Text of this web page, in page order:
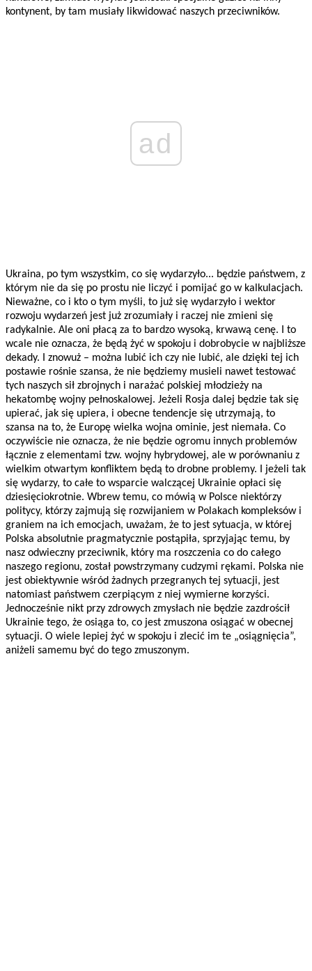
kontynent, by tam musiały likwidować naszych przeciwników.
ad
Ukraina, po tym wszystkim, co się wydarzyło... będzie państwem, z
którym nie da się po prostu nie liczyć i pomijać go w kalkulacjach.
Nieważne, co i kto o tym myśli, to już się wydarzyło i wektor
rozwoju wydarzeń jest już zrozumiały i raczej nie zmieni się
radykalnie. Ale oni płacą za to bardzo wysoką, krwawą cenę. I to
wcale nie oznacza, że będą żyć w spokoju i dobrobycie w najbliższe
dekady. I znowuż – można lubić ich czy nie lubić, ale dzięki tej ich
postawie rośnie szansa, że nie będziemy musieli nawet testować
tych naszych sił zbrojnych i narażać polskiej młodzieży na
hekatombę wojny pełnoskalowej. Jeżeli Rosja dalej będzie tak się
upierać, jak się upiera, i obecne tendencje się utrzymają, to
szansa na to, że Europę wielka wojna ominie, jest niemała. Co
oczywiście nie oznacza, że nie będzie ogromu innych problemów
łącznie z elementami tzw. wojny hybrydowej, ale w porównaniu z
wielkim otwartym konfliktem będą to drobne problemy. I jeżeli tak
się wydarzy, to całe to wsparcie walczącej Ukrainie opłaci się
dziesięciokrotnie. Wbrew temu, co mówią w Polsce niektórzy
politycy, którzy zajmują się rozwijaniem w Polakach kompleksów i
graniem na ich emocjach, uważam, że to jest sytuacja, w której
Polska absolutnie pragmatycznie postąpiła, sprzyjając temu, by
nasz odwieczny przeciwnik, który ma roszczenia co do całego
naszego regionu, został powstrzymany cudzymi rękami. Polska nie
jest obiektywnie wśród żadnych przegranych tej sytuacji, jest
natomiast państwem czerpiącym z niej wymierne korzyści.
Jednocześnie nikt przy zdrowych zmysłach nie będzie zazdrościł
Ukrainie tego, że osiąga to, co jest zmuszona osiągać w obecnej
sytuacji. O wiele lepiej żyć w spokoju i zlecić im te „osiągnięcia”,
aniżeli samemu być do tego zmuszonym.